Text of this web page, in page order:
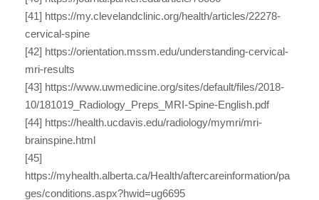
[41] https://my.clevelandclinic.org/health/articles/22278-
cervical-spine
[42] https://orientation.mssm.edu/understanding-cervical-
mri-results
[43] https://www.uwmedicine.org/sites/default/files/2018-
10/181019_Radiology_Preps_MRI-Spine-English.pdf
[44] https://health.ucdavis.edu/radiology/mymri/mri-
brainspine.html
[45]
https://myhealth.alberta.ca/Health/aftercareinformation/pa
ges/conditions.aspx?hwid=ug6695